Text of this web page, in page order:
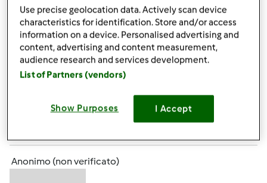
volta è venuto buonissimo farcito con mascarpone e
nutella speriamo di bissare.
Anonimo (non verificato)
Use precise geolocation data. Actively scan device
characteristics for identification. Store and/or access
information on a device. Personalised advertising and
content, advertising and content measurement,
audience research and services development.
List of Partners (vendors)
Show Purposes I Accept